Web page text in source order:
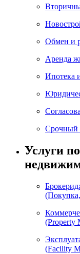
Обмен и
Аренда
Ипотека
Срочный
Услуги
(Property
(Facility